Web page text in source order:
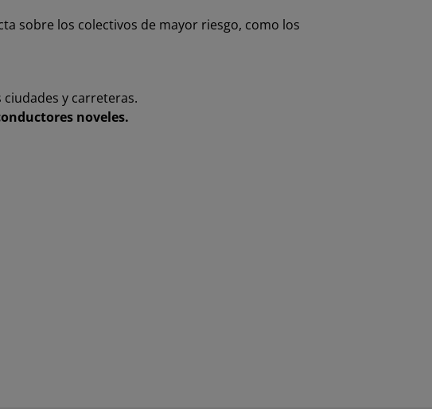
sobre los colectivos de mayor riesgo, como los
y carreteras.
noveles.